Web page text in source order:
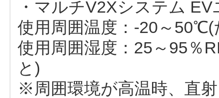
・マルチV2Xシステム
使用周囲温度：-20～
使用周囲湿度：25～95％
と)
※周囲環境が高温時、直